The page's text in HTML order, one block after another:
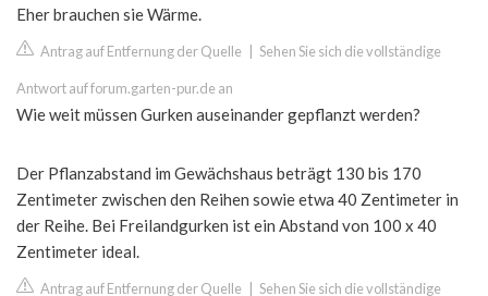
Eher brauchen sie Wärme.
Antrag auf Entfernung der Quelle Sehen Sie sich die vollständige
Antwort auf forum.garten-pur.de an
Wie weit müssen Gurken auseinander gepflanzt werden?
Der Pflanzabstand im Gewächshaus beträgt 130 bis 170
Zentimeter zwischen den Reihen sowie etwa 40 Zentimeter in
der Reihe. Bei Freilandgurken ist ein Abstand von 100 x 40
Zentimeter ideal.
Antrag auf Entfernung der Quelle Sehen Sie sich die vollständige